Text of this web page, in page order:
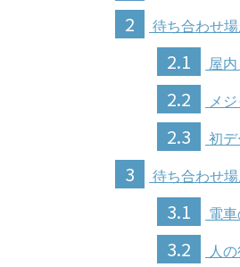
2 待ち合わせ
2.1 屋
2.2 メ
2.3 初
3 待ち合わせ
3.1 電
3.2 人